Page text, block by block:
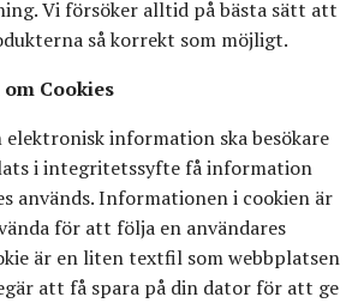
Vi försöker alltid på bästa sätt att
så korrekt som möjligt.
Cookies
information ska besökare
i integritetssyfte få information
används. Informationen i cookien är
för att följa en användares
är en liten textfil som webbplatsen
att få spara på din dator för att ge